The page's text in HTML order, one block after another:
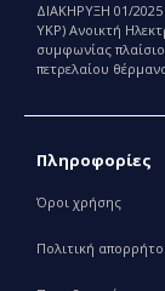
ΔΙΑΚΗΡΥΞΗ 01/
ΥΚΡ) Ανοικτή
συμφωνίας
πετρελαίου
Πληροφορίες
Όροι χρήσης
Πολιτική